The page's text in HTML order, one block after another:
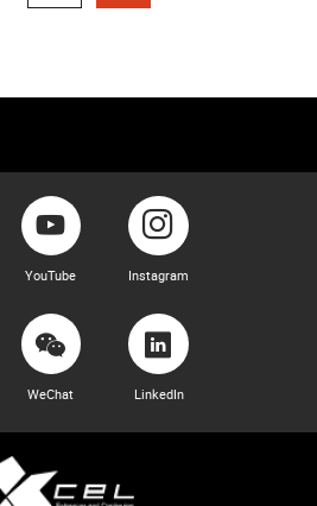
YouTube Instagram
WeChat LinkedIn